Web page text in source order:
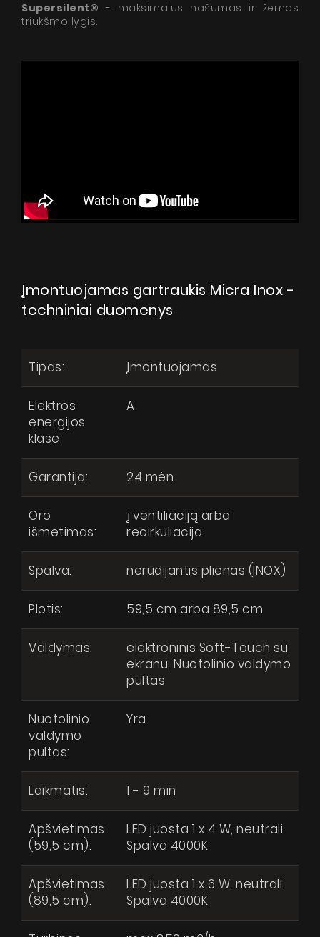
Produktai
Apie mus
Dizainerio zona
Micra Inox
Pytanie o produkt
Supersilent® - maksimalus našumas ir žemas
triukšmo lygis.
Įmontuojamas gartraukis Micra Inox -
techniniai duomenys
Tipas: Įmontuojamas
Elektros
energijos
klasė:
A
Garantija: 24 mėn.
Oro
išmetimas:
į ventiliaciją arba
recirkuliacija
Spalva: nerūdijantis plienas (INOX)
Plotis: 59,5 cm arba 89,5 cm
Valdymas:
elektroninis Soft-Touch su
ekranu, Nuotolinio valdymo
pultas
Nuotolinio
valdymo
pultas:
Yra
Laikmatis: 1 - 9 min
Apšvietimas
(59,5 cm):
LED juosta 1 x 4 W, neutrali
Spalva 4000K
Apšvietimas
(89,5 cm):
LED juosta 1 x 6 W, neutrali
Spalva 4000K